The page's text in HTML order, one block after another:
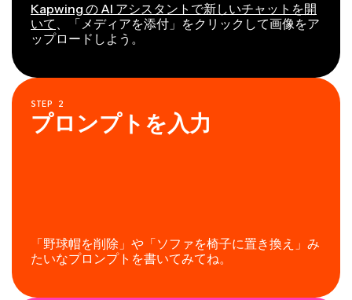
Kapwing の AI アシスタントで新しいチャットを開
いて 、「メディアを添付」をクリックして画像をア
ップロードしよう。
STEP 2
プロンプトを入力
「野球帽を削除」や「ソファを椅子に置き換え」み
たいなプロンプトを書いてみてね。